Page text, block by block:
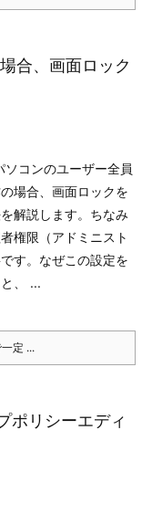
合、画面ロック
コンのユーザー全員
場合、画面ロックを
解説します。ちなみ
権限（アドミニスト
す。 なぜこの設定を
、 ...
定 ...
ポリシーエディ